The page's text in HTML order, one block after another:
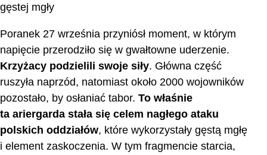
gęstej mgły
Poranek 27 września przyniósł moment, w którym
napięcie przerodziło się w gwałtowne uderzenie.
Krzyżacy podzielili swoje siły. Główna część
ruszyła naprzód, natomiast około 2000 wojowników
pozostało, by osłaniać tabor. To właśnie
ta ariergarda stała się celem nagłego ataku
polskich oddziałów, które wykorzystały gęstą mgłę
i element zaskoczenia. W tym fragmencie starcia,